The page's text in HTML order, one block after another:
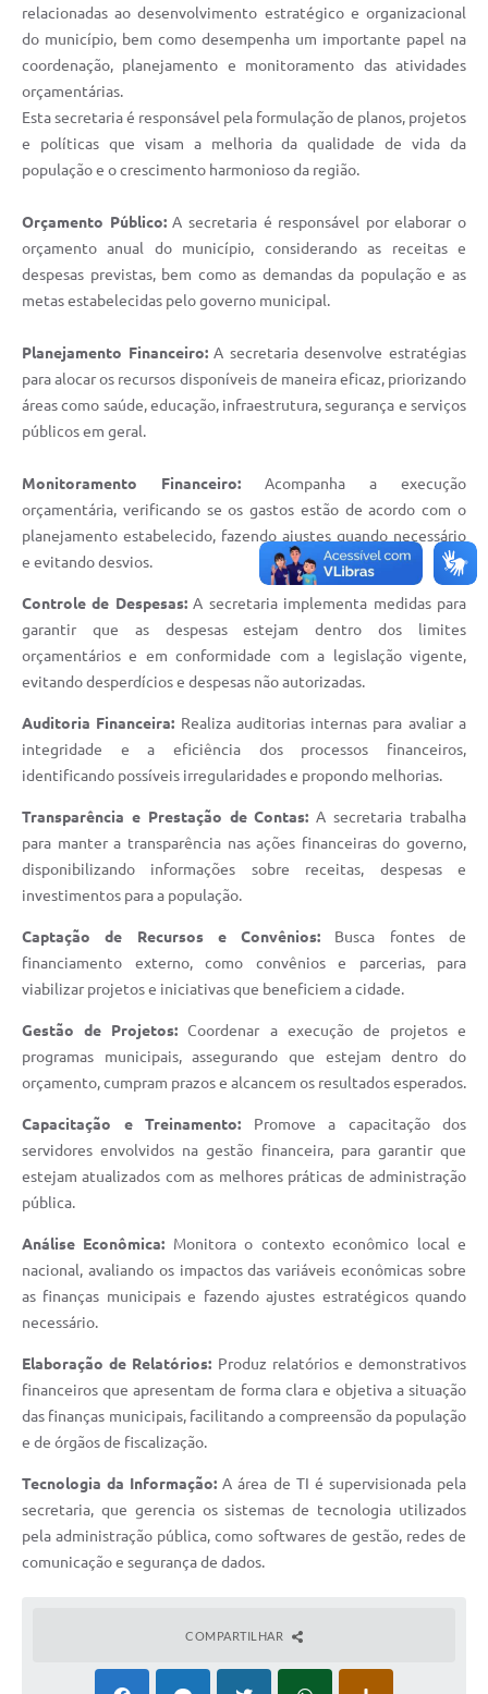
relacionadas ao desenvolvimento estratégico e organizacional
do município, bem como desempenha um importante papel na
coordenação, planejamento e monitoramento das atividades
orçamentárias.
Esta secretaria é responsável pela formulação de planos, projetos
e políticas que visam a melhoria da qualidade de vida da
população e o crescimento harmonioso da região.
Orçamento Público:A secretaria é responsável por elaborar o
orçamento anual do município, considerando as receitas e
despesas previstas, bem como as demandas da população e as
metas estabelecidas pelo governo municipal.
Planejamento Financeiro:A secretaria desenvolve estratégias
para alocar os recursos disponíveis de maneira eficaz, priorizando
áreas como saúde, educação, infraestrutura, segurança e serviços
públicos em geral.
Monitoramento Financeiro: Acompanha a execução
orçamentária, verificando se os gastos estão de acordo com o
planejamento estabelecido, fazendo ajustes quando necessário
e evitando desvios.
Controle de Despesas:A secretaria implementa medidas para
garantir que as despesas estejam dentro dos limites
orçamentários e em conformidade com a legislação vigente,
evitando desperdícios e despesas não autorizadas.
Auditoria Financeira: Realiza auditorias internas para avaliar a
integridade e a eficiência dos processos financeiros,
identificando possíveis irregularidades e propondo melhorias.
Transparência e Prestação de Contas: A secretaria trabalha
para manter a transparência nas ações financeiras do governo,
disponibilizando informações sobre receitas, despesas e
investimentos para a população.
Captação de Recursos e Convênios: Busca fontes de
financiamento externo, como convênios e parcerias, para
viabilizar projetos e iniciativas que beneficiem a cidade.
Gestão de Projetos: Coordenar a execução de projetos e
programas municipais, assegurando que estejam dentro do
orçamento, cumpram prazos e alcancem os resultados esperados.
Capacitação e Treinamento: Promove a capacitação dos
servidores envolvidos na gestão financeira, para garantir que
estejam atualizados com as melhores práticas de administração
pública.
Análise Econômica: Monitora o contexto econômico local e
nacional, avaliando os impactos das variáveis econômicas sobre
as finanças municipais e fazendo ajustes estratégicos quando
necessário.
Elaboração de Relatórios: Produz relatórios e demonstrativos
financeiros que apresentam de forma clara e objetiva a situação
das finanças municipais, facilitando a compreensão da população
e de órgãos de fiscalização.
Tecnologia da Informação: A área de TI é supervisionada pela
secretaria, que gerencia os sistemas de tecnologia utilizados
pela administração pública, como softwares de gestão, redes de
comunicação e segurança de dados.
COMPARTILHAR